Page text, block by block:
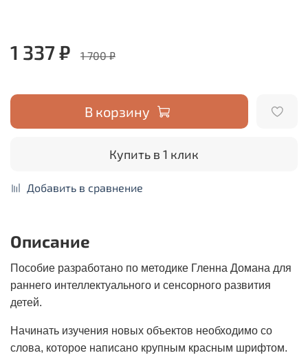
1 337 ₽ 1 700 ₽
В корзину
Купить в 1 клик
Добавить в сравнение
Описание
Пособие разработано по методике Гленна Домана для
раннего интеллектуального и сенсорного развития
детей.
Начинать изучения новых объектов необходимо со
слова, которое написано крупным красным шрифтом.